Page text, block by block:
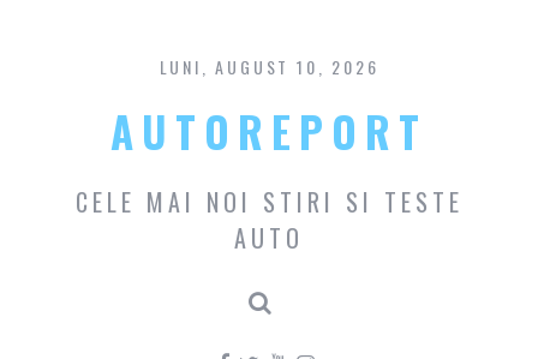
content
LUNI, AUGUST 10, 2026
AUTOREPORT
CELE MAI NOI STIRI SI TESTE
AUTO